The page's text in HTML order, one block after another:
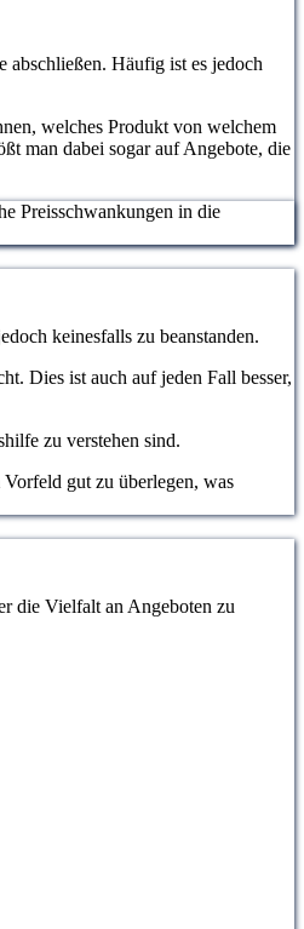
abschließen. Häufig ist es jedoch
welches Produkt von welchem
man dabei sogar auf Angebote, die
Preisschwankungen in die
keinesfalls zu beanstanden.
Dies ist auch auf jeden Fall besser,
zu verstehen sind.
gut zu überlegen, was
die Vielfalt an Angeboten zu